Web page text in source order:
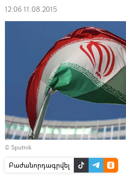
12:06 11.08.2015
© Sputnik
Բաժանորդագրվել